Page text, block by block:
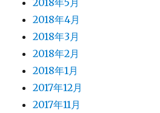
2018年5月
2018年4月
2018年3月
2018年2月
2018年1月
2017年12月
2017年11月